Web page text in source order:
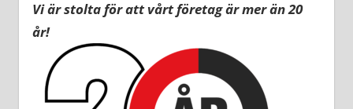
Vi är stolta för att vårt företag är mer än 20
år!